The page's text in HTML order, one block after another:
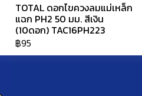
TOTAL ดอกไขควงลมแม่เหล็ก
แฉก PH2 50 มม. สีเงิน
(10ดอก) TAC16PH223
฿95